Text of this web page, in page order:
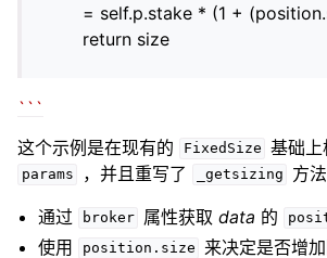
= self.p.stake * (1 +
return size
`` `
这个示例是在现有的
FixedSize 基础上
params ，并且重写了 _getsizing
方法
通过
broker 属性获取data 的
使用 position.size
来决定是否增